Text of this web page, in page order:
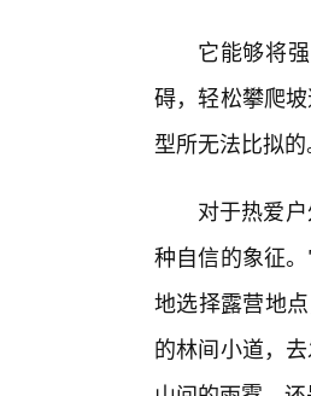
它能够将
碍，轻松攀爬
型所无法比拟的
对于热爱
种自信的象征
地选择露营地
的林间小道，